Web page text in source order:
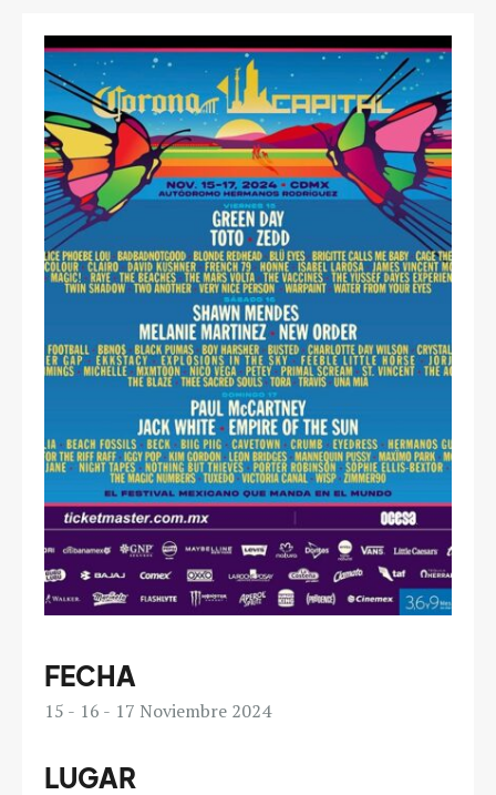
FECHA
15 16 17 Noviembre 2024
LUGAR